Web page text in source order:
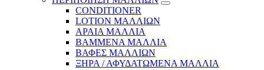
CONDITIONER
LOTION ΜΑΛΛΙΩΝ
ΑΡΑΙΑ ΜΑΛΛΙΑ
ΒΑΜΜΕΝΑ ΜΑΛΛΙΑ
ΒΑΦΕΣ ΜΑΛΛΙΩΝ
ΞΗΡΑ / ΑΦΥΔΑΤΩΜΕΝΑ ΜΑΛΛΙΑ